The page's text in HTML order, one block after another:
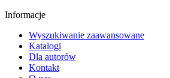
Informacje
Wyszukiwanie zaawansowane
Katalogi
Dla autorów
Kontakt